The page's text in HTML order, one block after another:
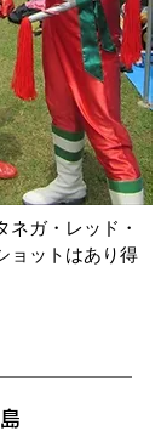
ネガ・レッド・
ョットはあり得
島